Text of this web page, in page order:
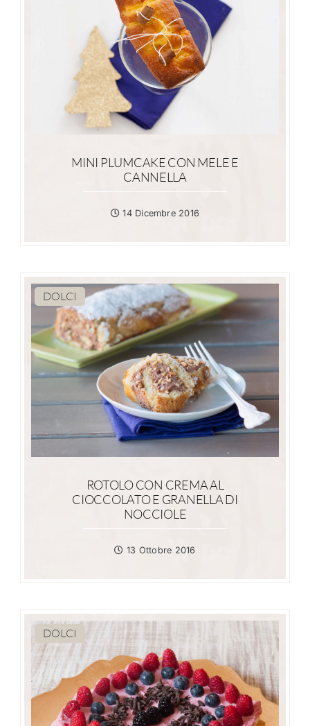
MINI PLUMCAKE CON MELE E
CANNELLA
14 Dicembre 2016
DOLCI
ROTOLO CON CREMA AL
CIOCCOLATO E GRANELLA DI
NOCCIOLE
13 Ottobre 2016
DOLCI